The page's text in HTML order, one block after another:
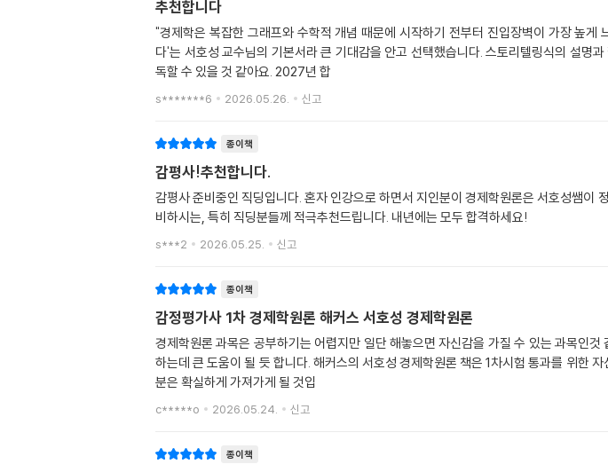
추천합니다
"경제학은 복잡한 그래프와 수학적 개념 때문에 시작하기 전부터 진입장벽이 가장 높
다'는 서호성 교수님의 기본서라 큰 기대감을 안고 선택했습니다. 스토리텔링식의 설명
독할 수 있을 것 같아요. 2027년 합
s*******6 2026.05.26. 신고
종이책
감평사!추천합니다.
감평사 준비중인 직딩입니다. 혼자 인강으로 하면서 지인분이 경제학원론은 서호성쌤이
비하시는, 특히 직딩분들께 적극추천드립니다. 내년에는 모두 합격하세요!
s***2 2026.05.25. 신고
종이책
감정평가사 1차 경제학원론 해커스 서호성 경제학원론
경제학원론 과목은 공부하기는 어렵지만 일단 해놓으면 자신감을 가질 수 있는 과목인
하는데 큰 도움이 될 듯 합니다. 해커스의 서호성 경제학원론 책은 1차시험 통과를 위한
분은 확실하게 가져가게 될 것입
c*****o 2026.05.24. 신고
종이책